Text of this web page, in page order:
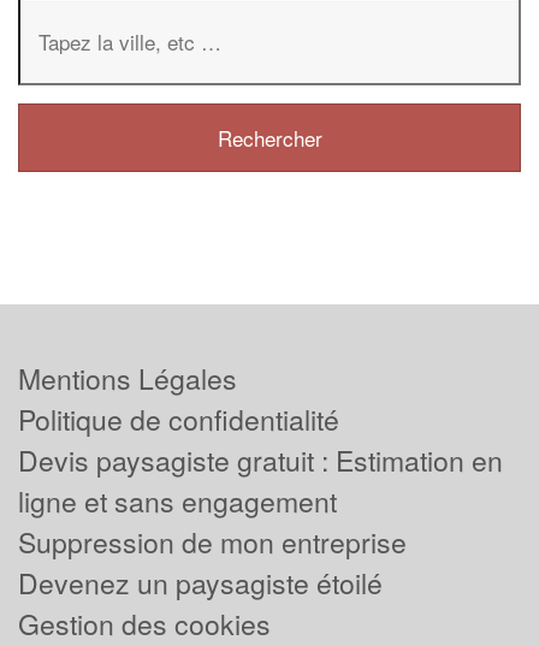
Mentions Légales
Politique de confidentialité
Devis paysagiste gratuit : Estimation en
ligne et sans engagement
Suppression de mon entreprise
Devenez un paysagiste étoilé
Gestion des cookies